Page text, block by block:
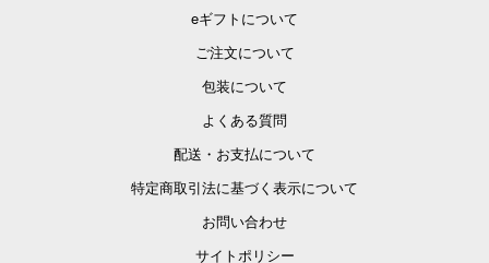
eギフトについて
ご注文について
包装について
よくある質問
配送・お支払について
特定商取引法に基づく表示について
お問い合わせ
サイトポリシー